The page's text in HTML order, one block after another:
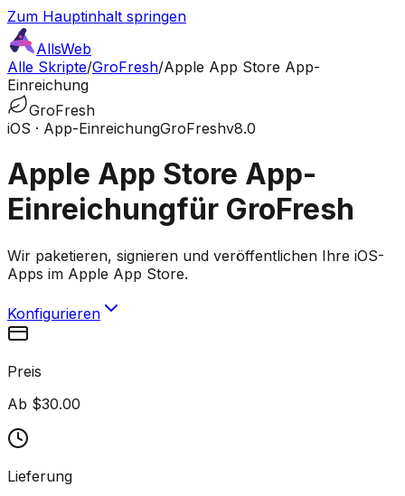
Zum Hauptinhalt springen
AllsWeb
Alle Skripte/GroFresh/Apple App Store App-
Einreichung
GroFresh
iOS · App-EinreichungGroFreshv8.0
Apple App Store App-
Einreichungfür GroFresh
Wir paketieren, signieren und veröffentlichen Ihre iOS-
Apps im Apple App Store.
Konfigurieren
Preis
Ab $30.00
Lieferung